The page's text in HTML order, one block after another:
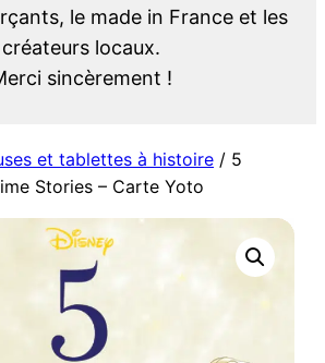
le made in France et les
créateurs locaux.
sincèrement !
et tablettes à histoire / 5
Stories – Carte Yoto